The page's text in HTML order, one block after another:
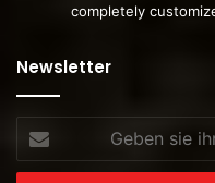
completely
Newsletter
sie
ihre